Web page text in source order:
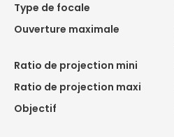
Type de focale
Ouverture maximale
Ratio de projection mini
Ratio de projection maxi
Objectif